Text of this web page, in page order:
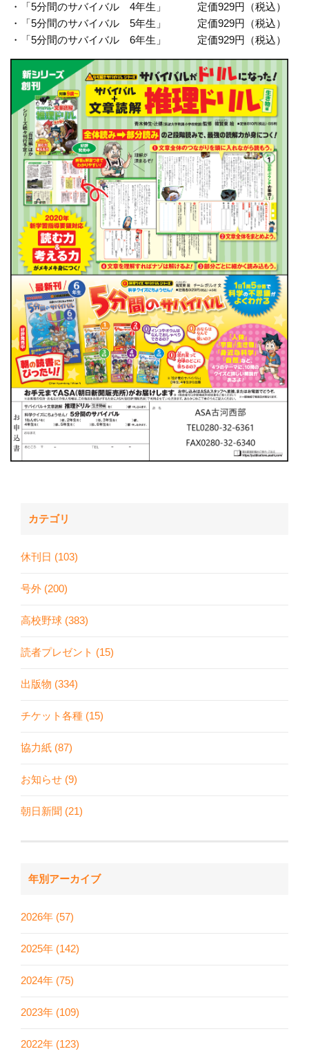
・「5分間のサバイバル 4年生」 定価929円（税込）
・「5分間のサバイバル 5年生」 定価929円（税込）
・「5分間のサバイバル 6年生」 定価929円（税込）
カテゴリ
休刊日 (103)
号外 (200)
高校野球 (383)
読者プレゼント (15)
出版物 (334)
チケット各種 (15)
協力紙 (87)
お知らせ (9)
朝日新聞 (21)
年別アーカイブ
2026年 (57)
2025年 (142)
2024年 (75)
2023年 (109)
2022年 (123)